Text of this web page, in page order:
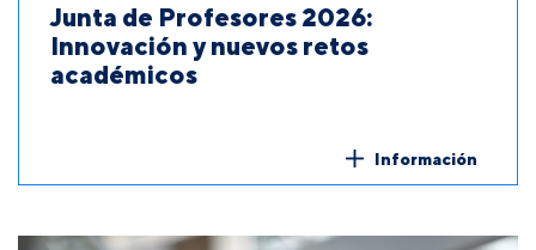
Junta de Profesores 2026:
Innovación y nuevos retos
académicos
Información